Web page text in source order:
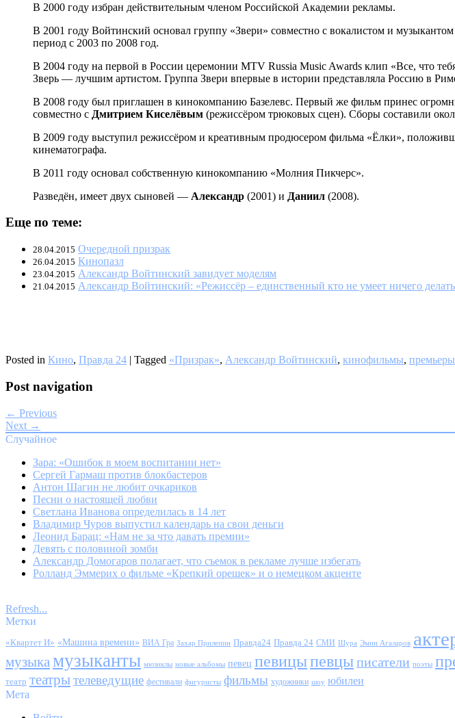
В 2000 году избран действительным членом Российской Академии рекламы.
В 2001 году Войтинский основал группу «Звери» совместно с вокалистом и музыкантом
период с 2003 по 2008 год.
В 2004 году на первой в России церемонии MTV Russia Music Awards клип «Все, что
Зверь — лучшим артистом. Группа Звери впервые в истории представляла Россию в
В 2008 году был приглашен в кинокомпанию Базелевс. Первый же фильм принес
совместно с Дмитрием Киселёвым (режиссёром трюковых сцен). Сборы составили
В 2009 году выступил режиссёром и креативным продюсером фильма «Ёлки»,
кинематографа.
В 2011 году основал собственную кинокомпанию «Молния Пикчерс».
Разведён, имеет двух сыновей — Александр (2001) и Даниил (2008).
Еще по теме:
28.04.2015 Очередной призрак
26.04.2015 Кинопазл
23.04.2015 Александр Войтинский завидует моделям
21.04.2015 Александр Войтинский: «Режиссёр – единственный кто не умеет ничего
Posted in Кино, Правда 24 | Tagged «Призрак», Александр Войтинский, кинофильмы, премьеры
Post navigation
← Previous
Next →
Случайное
Зара: «Ошибок в моем воспитании нет»
Сергей Гармаш против блокбастеров
Антон Шагин не любит очкариков
Песни о настоящей любви
Светлана Иванова определилась в 14 лет
Владимир Чуров выпустил календарь на свои деньги
Леонид Барац: «Нам не за что давать премии»
Девять с половиной зомби
Александр Домогаров полагает, что съемок в рекламе лучше избегать
Ролланд Эммерих о фильме «Крепкий орешек» и о немецком акценте
Refresh...
Метки
«Квартет И» «Машина времени» ВИА Гра Захар Прилепин Правда24 Правда 24 СМИ Шура Эмин Агаларов
музыка музыканты мюзиклы новые альбомы певец певицыпевцыписатели поэты
театр театрытелеведущие фестивали фигуристы фильмы художники шоу юбилеи
Мета